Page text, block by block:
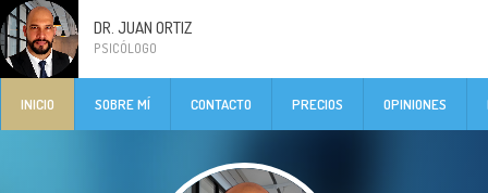
DR. JUAN ORTIZ
PSICÓLOGO
INICIO SOBRE MÍ CONTACTO PRECIOS OPINIONES